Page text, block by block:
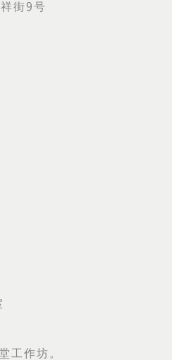
街9号
工作坊。